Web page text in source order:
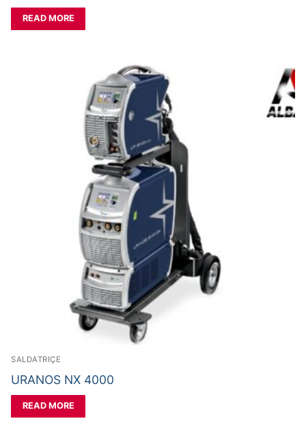
READ MORE
SALDATRIÇE
URANOS NX 4000
READ MORE